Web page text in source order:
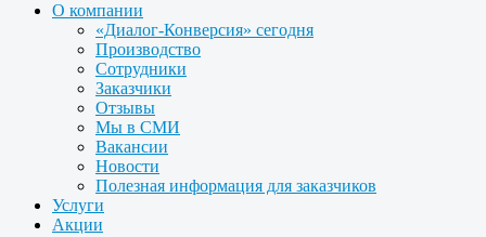
О компании
«Диалог-Конверсия» сегодня
Производство
Сотрудники
Заказчики
Отзывы
Мы в СМИ
Вакансии
Новости
Полезная информация для заказчиков
Услуги
Акции